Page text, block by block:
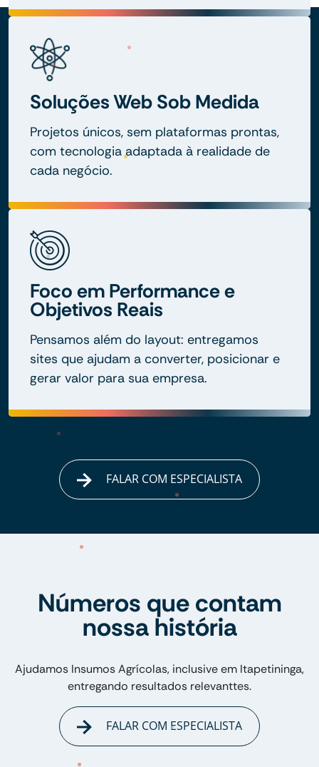
Soluções Web Sob Medida
Projetos únicos, sem plataformas prontas,
com tecnologia adaptada à realidade de
cada negócio.
Foco em Performance e
Objetivos Reais
Pensamos além do layout: entregamos
sites que ajudam a converter, posicionar e
gerar valor para sua empresa.
FALAR COM ESPECIALISTA
Números que contam
nossa história
Ajudamos Insumos Agrícolas, inclusive em Itapetininga,
entregando resultados relevanttes.
FALAR COM ESPECIALISTA